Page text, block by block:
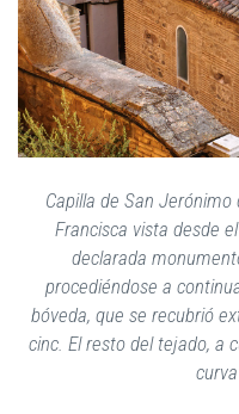
Capilla de San
Francisca vista desde
declarada
procediéndose a
bóveda, que se recubrió
cinc. El resto del tejado, a